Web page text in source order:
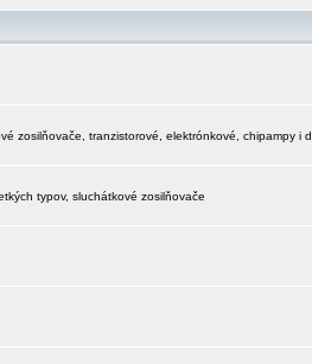
zosilňovače, tranzistorové, elektrónkové, chipampy i
typov, sluchátkové zosilňovače